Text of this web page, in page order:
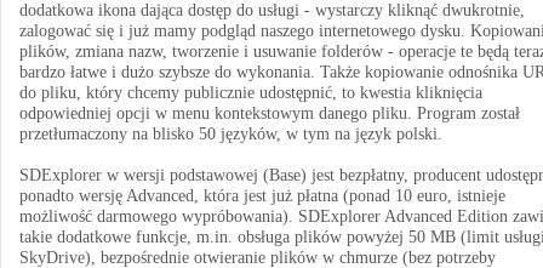
dodatkowa ikona dająca dostęp do usługi - wystarczy kliknąć dwukrotnie,
zalogować się i już mamy podgląd naszego internetowego dysku.
plików, zmiana nazw, tworzenie i usuwanie folderów - operacje te będą
bardzo łatwe i dużo szybsze do wykonania. Także kopiowanie odnośnika
do pliku, który chcemy publicznie udostępnić, to kwestia kliknięcia
odpowiedniej opcji w menu kontekstowym danego pliku. Program został
przetłumaczony na blisko 50 języków, w tym na język polski.
SDExplorer w wersji podstawowej (Base) jest bezpłatny, producent
ponadto wersję Advanced, która jest już płatna (ponad 10 euro, istnieje
możliwość darmowego wypróbowania). SDExplorer Advanced Edition
takie dodatkowe funkcje, m.in. obsługa plików powyżej 50 MB (limit
SkyDrive), bezpośrednie otwieranie plików w chmurze (bez potrzeby